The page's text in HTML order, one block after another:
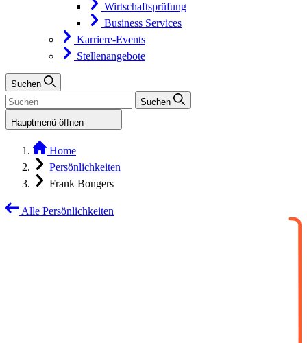
Wirtschaftsprüfung
Business Services
Karriere-Events
Stellenangebote
Suchen
Suchen
Hauptmenü öffnen
Home
Persönlichkeiten
Frank Bongers
Alle Persönlichkeiten